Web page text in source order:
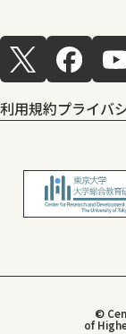
利用規約プライバ
©
of